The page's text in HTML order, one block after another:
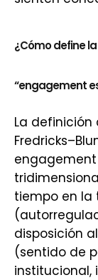
¿Cómo define
“engagement
La
tiempo en la
disposición
(sentido de
institucional,